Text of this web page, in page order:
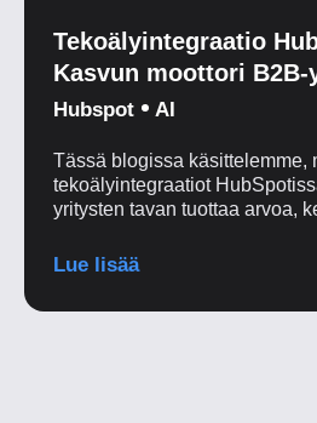
Tekoälyintegraatio
Kasvun moottori
Hubspot AI
Tässä blogissa käsittelemme,
tekoälyintegraatiot
yritysten tavan tuottaa arvoa,
Lue lisää